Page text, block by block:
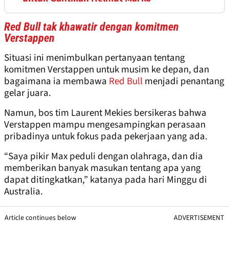
Red Bull tak khawatir dengan komitmen
Verstappen
Situasi ini menimbulkan pertanyaan tentang
komitmen Verstappen untuk musim ke depan, dan
bagaimana ia membawa Red Bull menjadi penantang
gelar juara.
Namun, bos tim Laurent Mekies bersikeras bahwa
Verstappen mampu mengesampingkan perasaan
pribadinya untuk fokus pada pekerjaan yang ada.
“Saya pikir Max peduli dengan olahraga, dan dia
memberikan banyak masukan tentang apa yang
dapat ditingkatkan,” katanya pada hari Minggu di
Australia.
Article continues below ADVERTISEMENT